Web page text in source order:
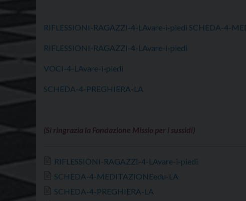
RIFLESSIONI-RAGAZZI-4-LAvare-i-piedi SCHEDA-4-
RIFLESSIONI-RAGAZZI-4-LAvare-i-piedi
VOCI-4-LAvare-i-piedi
SCHEDA-4-PREGHIERA-LA
(Si ringrazia la Fondazione Missio per i sussidi)
RIFLESSIONI-RAGAZZI-4-LAvare-i-piedi
SCHEDA-4-MEDITAZIONEedu-LA
SCHEDA-4-PREGHIERA-LA